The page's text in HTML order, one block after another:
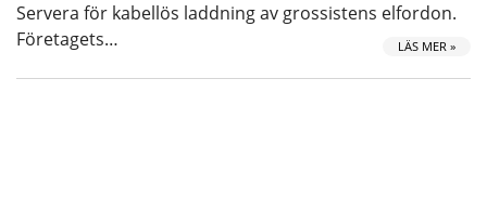
Servera för kabellös laddning av grossistens elfordon.
Företagets…
LÄS MER »